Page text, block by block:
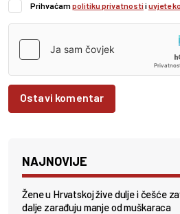
Prihvaćampolitiku privatnostiiuvjete
Ostavi komentar
NAJNOVIJE
Žene u Hrvatskoj žive dulje i češće
dalje zarađuju manje od muškaraca